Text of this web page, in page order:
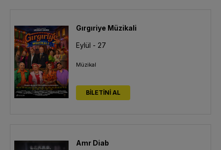
Gırgıriye Müzikali
Eylül - 27
Müzikal
BİLETİNİ AL
Amr Diab